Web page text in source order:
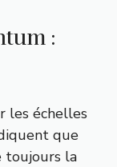
:
les échelles
que
toujours la